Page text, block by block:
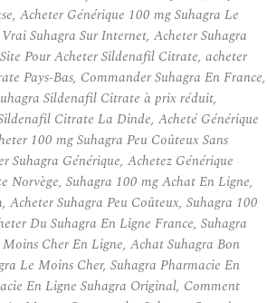
Acheter Générique 100 mg Suhagra Le
Suhagra Sur Internet, Acheter Suhagra
Pour Acheter Sildenafil Citrate, acheter
Pays-Bas, Commander Suhagra En France,
Sildenafil Citrate à prix réduit,
Citrate La Dinde, Acheté Générique
100 mg Suhagra Peu Coûteux Sans
Suhagra Générique, Achetez Générique
Norvège, Suhagra 100 mg Achat En Ligne,
Acheter Suhagra Peu Coûteux, Suhagra 100
Du Suhagra En Ligne France, Suhagra
Cher En Ligne, Achat Suhagra Bon
Le Moins Cher, Suhagra Pharmacie En
En Ligne Suhagra Original, Comment